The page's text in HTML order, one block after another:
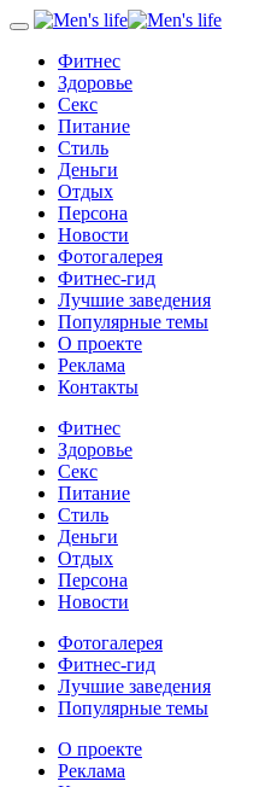
Фитнес
Здоровье
Секс
Питание
Стиль
Деньги
Отдых
Персона
Новости
Фотогалерея
Фитнес-гид
Лучшие заведения
Популярные темы
О проекте
Реклама
Контакты
Фитнес
Здоровье
Секс
Питание
Стиль
Деньги
Отдых
Персона
Новости
Фотогалерея
Фитнес-гид
Лучшие заведения
Популярные темы
О проекте
Реклама